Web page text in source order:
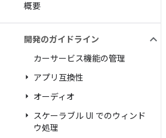
概要
開発のガイドライン
カーサービス機能の管理
アプリ互換性
オーディオ
スケーラブル UI でのウィンド
ウ処理